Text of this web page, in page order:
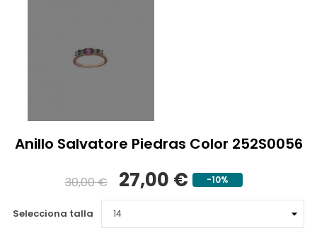
Anillo Salvatore Piedras Color 252S0056
30,00 € 27,00 € -10%
Selecciona talla